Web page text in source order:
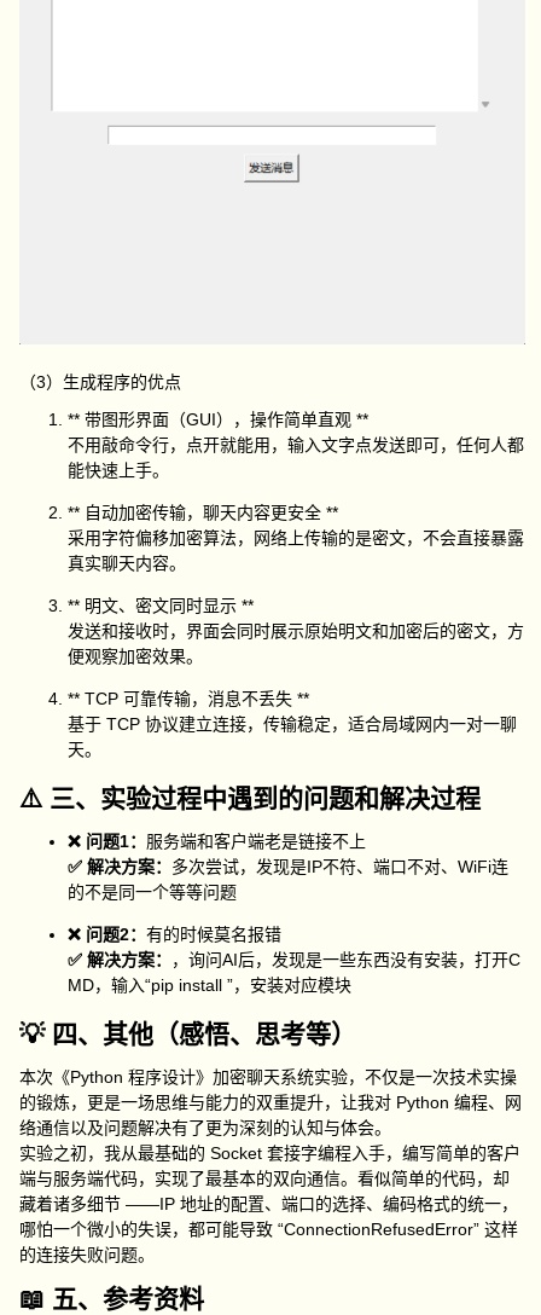
（3）生成程序的优点
** 带图形界面（GUI），操作简单直观 **
不用敲命令行，点开就能用，输入文字点发送即可，任何人都
能快速上手。
** 自动加密传输，聊天内容更安全 **
采用字符偏移加密算法，网络上传输的是密文，不会直接暴露
真实聊天内容。
** 明文、密文同时显示 **
发送和接收时，界面会同时展示原始明文和加密后的密文，方
便观察加密效果。
** TCP 可靠传输，消息不丢失 **
基于 TCP 协议建立连接，传输稳定，适合局域网内一对一聊
天。
⚠️ 三、实验过程中遇到的问题和解决过程
❌ 问题1： 服务端和客户端老是链接不上
✅ 解决方案： 多次尝试，发现是IP不符、端口不对、WiFi连
的不是同一个等等问题
❌ 问题2：有的时候莫名报错
✅ 解决方案：
，询问AI后，发现是一些东西没有安装，打开C
MD，输入“pip install ”，安装对应模块
💡 四、其他（感悟、思考等）
本次《Python 程序设计》加密聊天系统实验，不仅是一次技术实操
的锻炼，更是一场思维与能力的双重提升，让我对 Python 编程、网
络通信以及问题解决有了更为深刻的认知与体会。
实验之初，我从最基础的 Socket 套接字编程入手，编写简单的客户
端与服务端代码，实现了最基本的双向通信。看似简单的代码，却
藏着诸多细节 ——IP 地址的配置、端口的选择、编码格式的统一，
哪怕一个微小的失误，都可能导致 “ConnectionRefusedError” 这样
的连接失败问题。
📖 五、参考资料